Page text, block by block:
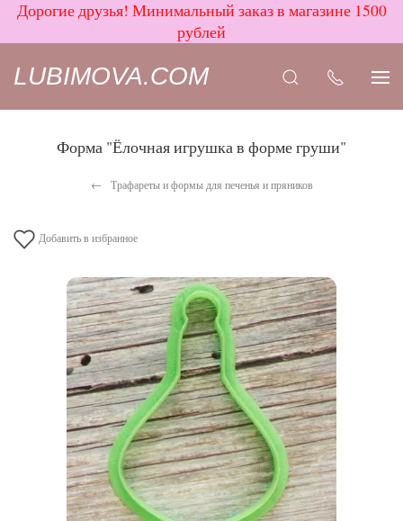
Дорогие друзья! Минимальный заказ в магазине 1500
рублей
LUBIMOVA.COM
Форма "Ёлочная игрушка в форме груши"
Трафареты и формы для печенья и пряников
Добавить в избранное